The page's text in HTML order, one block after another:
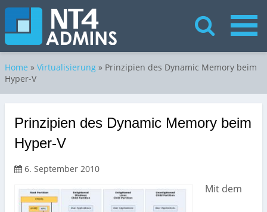
Home » Virtualisierung » Prinzipien des Dynamic Memory beim
Hyper-V
Prinzipien des Dynamic Memory beim
Hyper-V
6. September 2010
Mit dem